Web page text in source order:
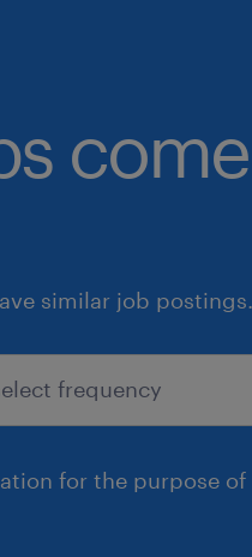
hierin
similar job postings.
for the purpose